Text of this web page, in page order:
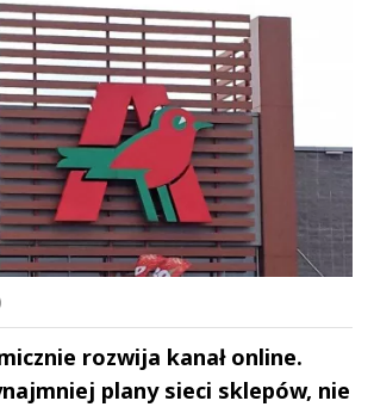
rozwija kanał online.
plany sieci sklepów, nie